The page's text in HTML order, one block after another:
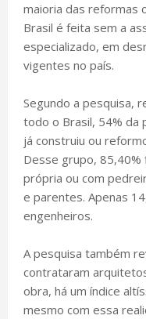
maioria das reformas
Brasil é feita sem a
especializado, em
vigentes no país.
Segundo a pesquisa,
todo o Brasil, 54% da
já construiu ou
Desse grupo,
própria ou com
e parentes. Apenas
engenheiros.
A pesquisa também
contrataram
obra, há um índice
mesmo com essa